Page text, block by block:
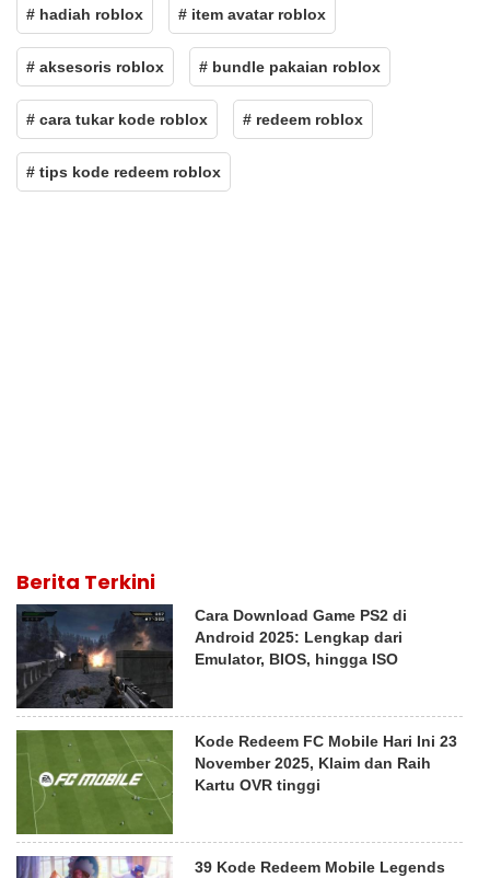
# hadiah roblox # item avatar roblox
# aksesoris roblox # bundle pakaian roblox
# cara tukar kode roblox # redeem roblox
# tips kode redeem roblox
Berita Terkini
Cara Download Game PS2 di
Android 2025: Lengkap dari
Emulator, BIOS, hingga ISO
Kode Redeem FC Mobile Hari Ini 23
November 2025, Klaim dan Raih
Kartu OVR tinggi
39 Kode Redeem Mobile Legends